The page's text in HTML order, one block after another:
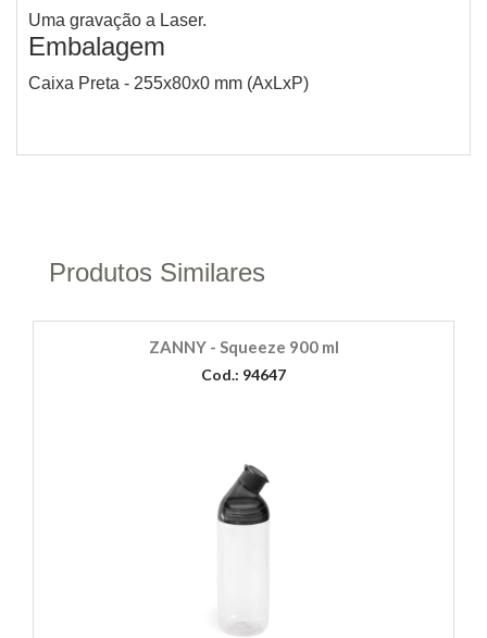
Uma gravação a Laser.
Embalagem
Caixa Preta - 255x80x0 mm (AxLxP)
Produtos Similares
ZANNY - Squeeze 900 ml
Cod.: 94647